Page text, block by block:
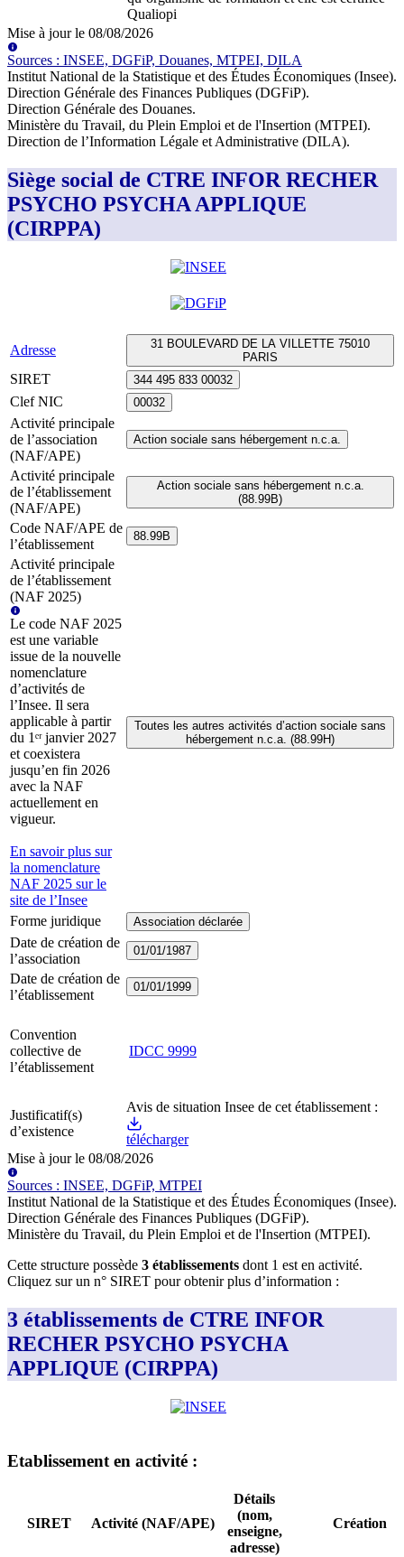
Qualiopi
Mise à jour le 08/08/2026
Sources : INSEE, DGFiP, Douanes, MTPEI, DILA
Institut National de la Statistique et des Études Économiques (Insee).
Direction Générale des Finances Publiques (DGFiP).
Direction Générale des Douanes.
Ministère du Travail, du Plein Emploi et de l'Insertion (MTPEI).
Direction de l’Information Légale et Administrative (DILA).
Siège social de CTRE INFOR RECHER
PSYCHO PSYCHA APPLIQUE
(CIRPPA)
Adresse
31 BOULEVARD DE LA VILLETTE 75010
PARIS
SIRET 344 495 833 00032
Clef NIC 00032
Activité principale
de l’association
(NAF/APE)
Action sociale sans hébergement n.c.a.
Activité principale
de l’établissement
(NAF/APE)
Action sociale sans hébergement n.c.a.
(88.99B)
Code NAF/APE de
l’établissement
88.99B
Activité principale
de l’établissement
(NAF 2025)
Le code NAF 2025
est une variable
issue de la nouvelle
nomenclature
d’activités de
l’Insee. Il sera
applicable à partir
du 1ᵉʳ janvier 2027
et coexistera
jusqu’en fin 2026
avec la NAF
actuellement en
vigueur.
En savoir plus sur
la nomenclature
NAF 2025 sur le
site de l’Insee
Toutes les autres activités d’action sociale sans
hébergement n.c.a. (88.99H)
Forme juridique Association déclarée
Date de création de
l’association
01/01/1987
Date de création de
l’établissement
01/01/1999
Convention
collective de
l’établissement
IDCC 9999
Justificatif(s)
d’existence
Avis de situation Insee de cet établissement :
télécharger
Mise à jour le 08/08/2026
Sources : INSEE, DGFiP, MTPEI
Institut National de la Statistique et des Études Économiques (Insee).
Direction Générale des Finances Publiques (DGFiP).
Ministère du Travail, du Plein Emploi et de l'Insertion (MTPEI).
Cette structure possède 3 établissements dont 1 est en activité.
Cliquez sur un n° SIRET pour obtenir plus d’information :
3 établissements de CTRE INFOR
RECHER PSYCHO PSYCHA
APPLIQUE (CIRPPA)
Etablissement en activité :
SIRET Activité (NAF/APE)
Détails
(nom,
enseigne,
adresse)
Création